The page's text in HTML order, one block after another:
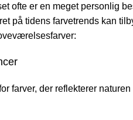
ofte er en meget personlig
på tidens farvetrends kan
farver, der reflekterer